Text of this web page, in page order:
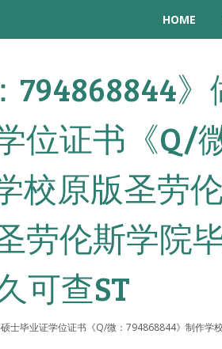
HOME
794868844》
位证书《Q/
校原版圣劳
劳伦斯学院
可查ST
士毕业证学位证书《Q/微：794868844》制作学